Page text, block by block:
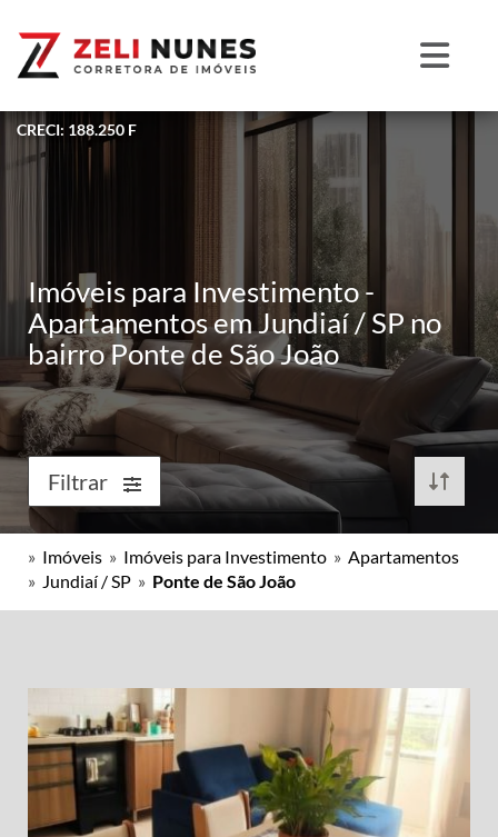
CRECI: 188.250 F
Imóveis para Investimento -
Apartamentos em Jundiaí / SP no
bairro Ponte de São João
Filtrar
» Imóveis » Imóveis para Investimento » Apartamentos
» Jundiaí / SP » Ponte de São João